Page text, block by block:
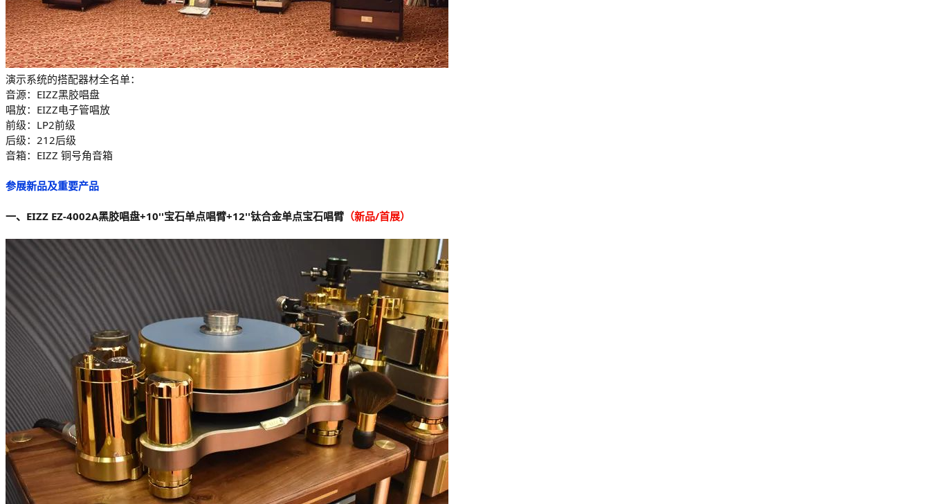
演示系统的搭配器材全名单：
音源：EIZZ黑胶唱盘
唱放：EIZZ电子管唱放
前级：LP2前级
后级：212后级
音箱：EIZZ 铜号角音箱
参展新品及重要产品
一、EIZZ EZ-4002A黑胶唱盘+10''宝石单点唱臂+12''钛合金单点宝石唱臂 （新品/首展）